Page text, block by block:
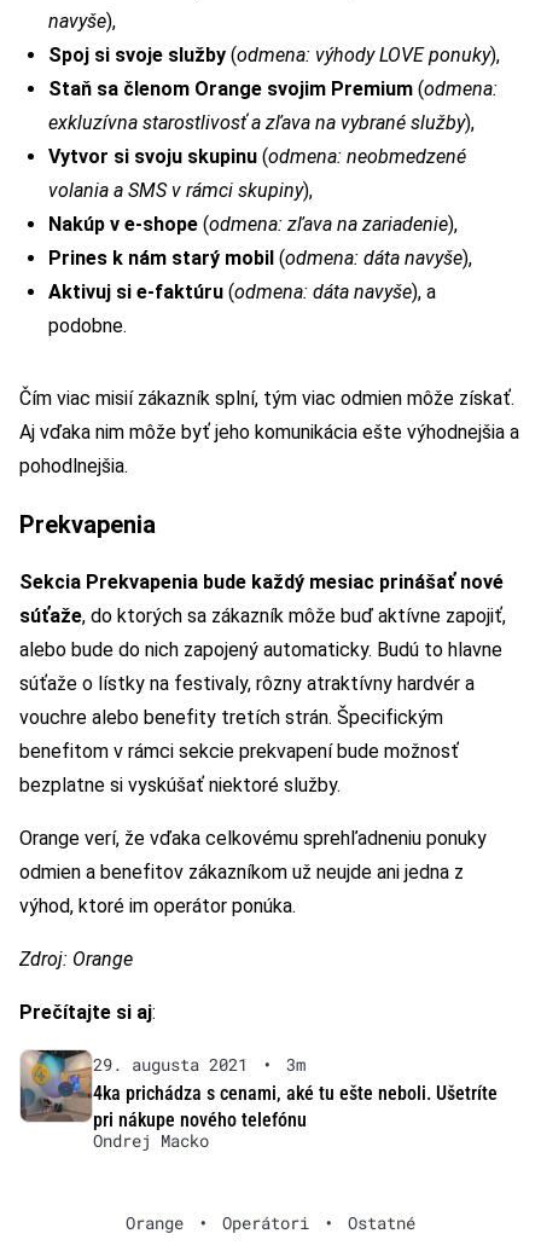
navyše),
Spoj si svoje služby (odmena: výhody LOVE ponuky),
Staň sa členom Orange svojim Premium (odmena:
exkluzívna starostlivosť a zľava na vybrané služby),
Vytvor si svoju skupinu (odmena: neobmedzené
volania a SMS v rámci skupiny),
Nakúp v e-shope (odmena: zľava na zariadenie),
Prines k nám starý mobil (odmena: dáta navyše),
Aktivuj si e-faktúru (odmena: dáta navyše), a
podobne.
Čím viac misií zákazník splní, tým viac odmien môže získať.
Aj vďaka nim môže byť jeho komunikácia ešte výhodnejšia a
pohodlnejšia.
Prekvapenia
Sekcia Prekvapenia bude každý mesiac prinášať nové
súťaže, do ktorých sa zákazník môže buď aktívne zapojiť,
alebo bude do nich zapojený automaticky. Budú to hlavne
súťaže o lístky na festivaly, rôzny atraktívny hardvér a
vouchre alebo benefity tretích strán. Špecifickým
benefitom v rámci sekcie prekvapení bude možnosť
bezplatne si vyskúšať niektoré služby.
Orange verí, že vďaka celkovému sprehľadneniu ponuky
odmien a benefitov zákazníkom už neujde ani jedna z
výhod, ktoré im operátor ponúka.
Zdroj: Orange
Prečítajte si aj:
29. augusta 2021 •
3m
4ka prichádza s cenami, aké tu ešte neboli. Ušetríte
pri nákupe nového telefónu
Ondrej Macko
Orange • Operátori • Ostatné